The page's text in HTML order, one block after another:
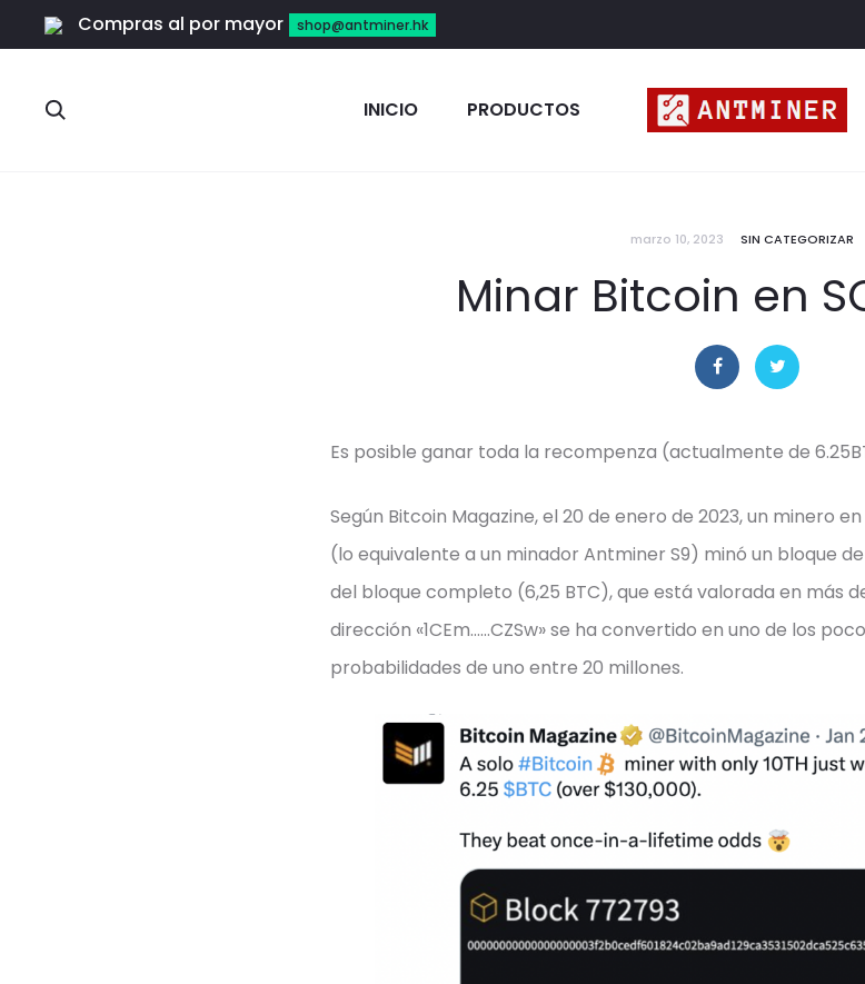
Compras al por mayor shop@antminer.hk
INICIO PRODUCTOS
marzo 10, 2023 SIN CATEGORIZAR
Minar Bitcoin en
Es posible ganar toda la recompenza (actualmente de
Según Bitcoin Magazine, el 20 de enero de 2023, un minero
(lo equivalente a un minador Antminer S9) minó un bloque
del bloque completo (6,25 BTC), que está valorada en más
dirección «1CEm……CZSw» se ha convertido en uno de los
probabilidades de uno entre 20 millones.